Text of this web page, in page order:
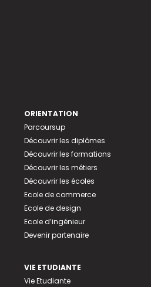
ORIENTATION
Parcoursup
Découvrir les diplômes
Découvrir les formations
Découvrir les métiers
Découvrir les écoles
Ecole de commerce
Ecole de design
Ecole d’ingénieur
Devenir partenaire
VIE ETUDIANTE
Vie Etudiante